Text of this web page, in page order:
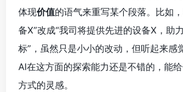
体现价值的语气来重写某个段落。比如
备X”改成“我司将提供先进的设备X，助
标”，虽然只是小小的改动，但听起来感
AI在这方面的探索能力还是不错的，能
方式的灵感。